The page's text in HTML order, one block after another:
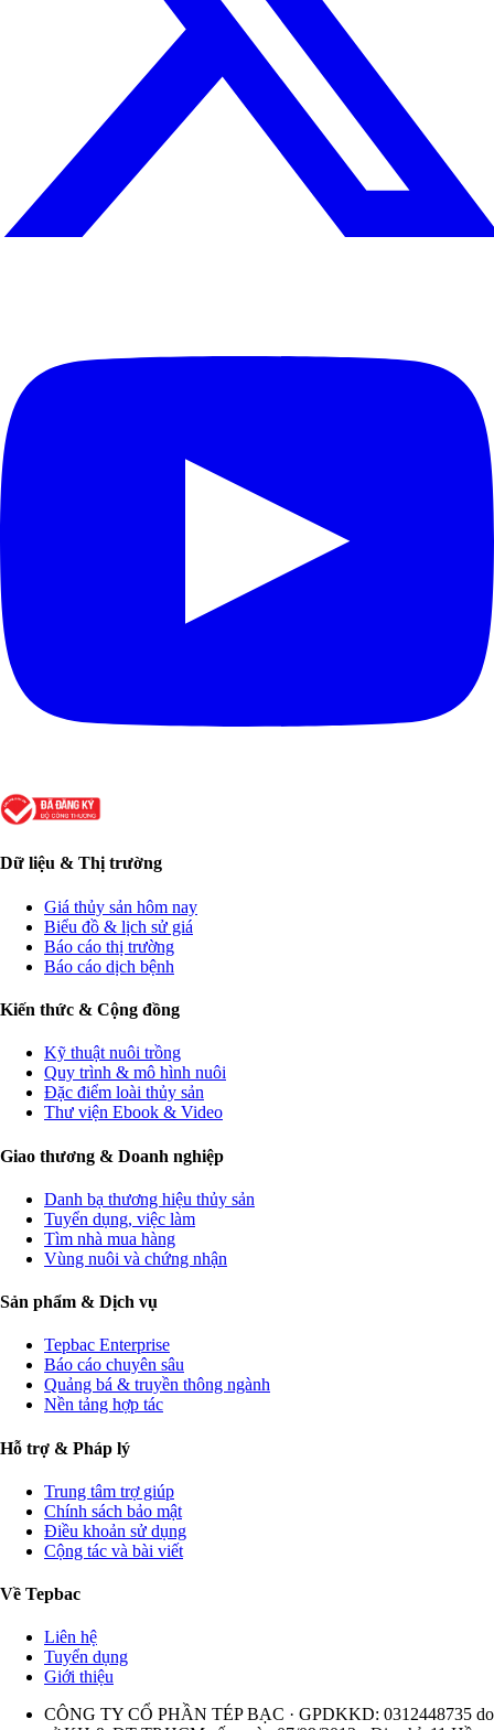
Dữ liệu & Thị trường
Giá thủy sản hôm nay
Biểu đồ & lịch sử giá
Báo cáo thị trường
Báo cáo dịch bệnh
Kiến thức & Cộng đồng
Kỹ thuật nuôi trồng
Quy trình & mô hình nuôi
Đặc điểm loài thủy sản
Thư viện Ebook & Video
Giao thương & Doanh nghiệp
Danh bạ thương hiệu thủy sản
Tuyển dụng, việc làm
Tìm nhà mua hàng
Vùng nuôi và chứng nhận
Sản phẩm & Dịch vụ
Tepbac Enterprise
Báo cáo chuyên sâu
Quảng bá & truyền thông ngành
Nền tảng hợp tác
Hỗ trợ & Pháp lý
Trung tâm trợ giúp
Chính sách bảo mật
Điều khoản sử dụng
Cộng tác và bài viết
Về Tepbac
Liên hệ
Tuyển dụng
Giới thiệu
CÔNG TY CỔ PHẦN TÉP BẠC · GPDKKD: 0312448735 do